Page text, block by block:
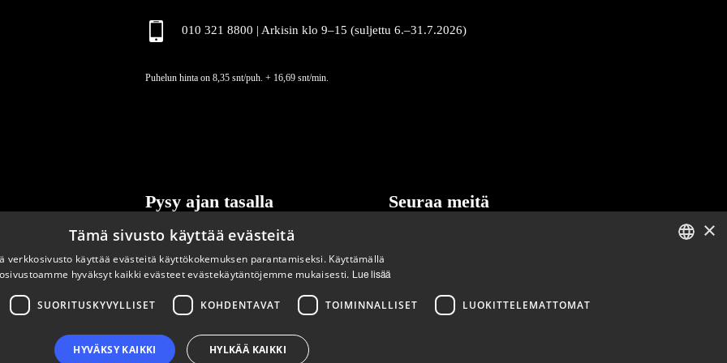
010 321 8800 | Arkisin klo 9–15 (suljettu 6.–31.7.2026)
Puhelun hinta on 8,35 snt/puh. + 16,69 snt/min.
Pysy ajan tasalla
Tilaa uutiskirjeemme
Seuraa meitä
×
Tämä sivusto käyttää evästeitä
verkkosivusto käyttää evästeitä käyttökokemuksen parantamiseksi. Käyttämällä
hyväksyt kaikki evästeet evästekäytäntöjemme mukaisesti. Lue lisää
SUORITUSKYVYLLISET KOHDENTAVAT TOIMINNALLISET LUOKITTELEMATTOMAT
HYVÄKSY KAIKKI HYLKÄÄ KAIKKI